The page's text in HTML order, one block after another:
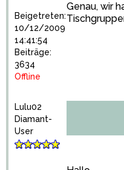
Beigetreten:
10/12/2009
14:41:54
Beiträge:
3634
Offline
Genau, wir
Lulu02
Diamant-
User